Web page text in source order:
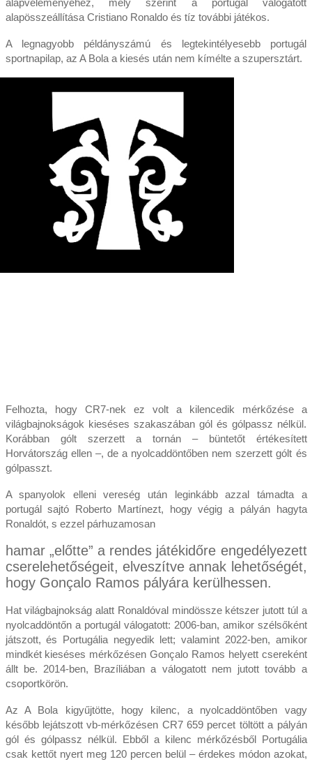
alapösszeállítása Cristiano Ronaldo és tíz további játékos.
A legnagyobb példányszámú és legtekintélyesebb portugál
sportnapilap, az A Bola a kiesés után nem kímélte a szupersztárt.
Felhozta, hogy CR7-nek ez volt a kilencedik mérkőzése a
világbajnokságok kieséses szakaszában gól és gólpassz nélkül.
Korábban gólt szerzett a tornán – büntetőt értékesített
Horvátország ellen –, de a nyolcaddöntőben nem szerzett gólt és
gólpasszt.
A spanyolok elleni vereség után leginkább azzal támadta a
portugál sajtó Roberto Martínezt, hogy végig a pályán hagyta
Ronaldót, s ezzel párhuzamosan
hamar „előtte” a rendes játékidőre engedélyezett
cserelehetőségeit, elveszítve annak lehetőségét,
hogy Gonçalo Ramos pályára kerülhessen.
Hat világbajnokság alatt Ronaldóval mindössze kétszer jutott túl a
nyolcaddöntőn a portugál válogatott: 2006-ban, amikor szélsőként
játszott, és Portugália negyedik lett; valamint 2022-ben, amikor
mindkét kieséses mérkőzésen Gonçalo Ramos helyett csereként
állt be. 2014-ben, Brazíliában a válogatott nem jutott tovább a
csoportkörön.
Az A Bola kigyűjtötte, hogy kilenc, a nyolcaddöntőben vagy
később lejátszott vb-mérkőzésen CR7 659 percet töltött a pályán
gól és gólpassz nélkül. Ebből a kilenc mérkőzésből Portugália
csak kettőt nyert meg 120 percen belül – érdekes módon azokat,